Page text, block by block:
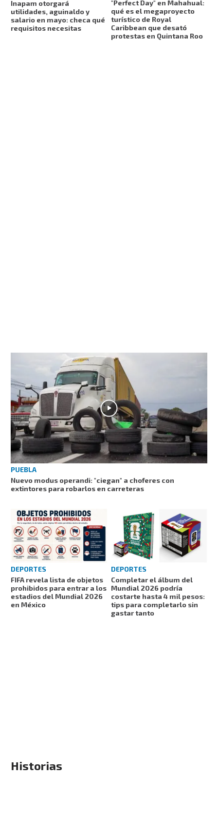
Inapam otorgará
utilidades, aguinaldo y
salario en mayo: checa qué
requisitos necesitas
"Perfect Day" en Mahahual:
qué es el megaproyecto
turístico de Royal
Caribbean que desató
protestas en Quintana Roo
PUEBLA
Nuevo modus operandi: "ciegan" a choferes con
extintores para robarlos en carreteras
DEPORTES
FIFA revela lista de objetos
prohibidos para entrar a los
estadios del Mundial 2026
en México
DEPORTES
Completar el álbum del
Mundial 2026 podría
costarte hasta 4 mil pesos:
tips para completarlo sin
gastar tanto
Historias